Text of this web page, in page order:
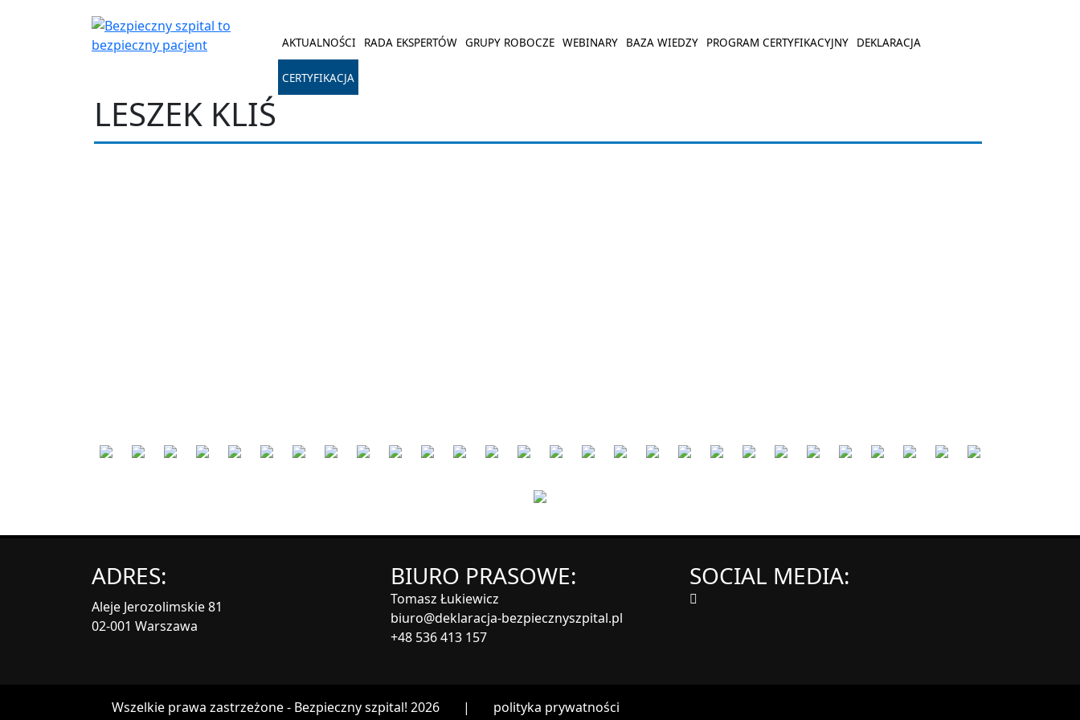
AKTUALNOŚCI RADA EKSPERTÓW GRUPY ROBOCZE WEBINARY BAZA WIEDZY PROGRAM CERTYFIKACYJNY DEKLARACJA
CERTYFIKACJA
LESZEK KLIŚ
ADRES:
Aleje Jerozolimskie 81
02-001 Warszawa
BIURO PRASOWE:
Tomasz Łukiewicz
biuro@deklaracja-bezpiecznyszpital.pl
+48 536 413 157
SOCIAL MEDIA:
Wszelkie prawa zastrzeżone - Bezpieczny szpital! 2026 | polityka prywatności